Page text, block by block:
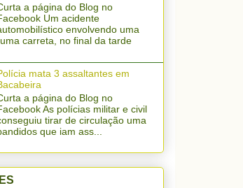
a página do Blog no
Um acidente
envolvendo uma
carreta, no final da tarde
mata 3 assaltantes em
a página do Blog no
As polícias militar e civil
tirar de circulação uma
que iam ass...